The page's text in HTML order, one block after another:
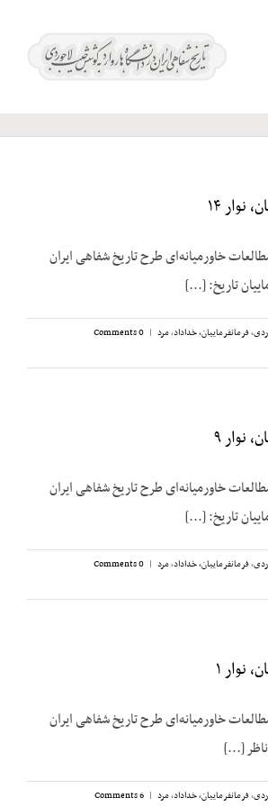
نوار ۱۴
خاورمیانه‌ای طرح تاریخ شفاهی ایران
تاریخ: [...]
,فرمانفرماییان، خداداد,مرد |
0 Comments
نوار ۹
خاورمیانه‌ای طرح تاریخ شفاهی ایران
تاریخ: [...]
,فرمانفرماییان، خداداد,مرد |
0 Comments
نوار ۱
خاورمیانه‌ای طرح تاریخ شفاهی ایران
[...]
,فرمانفرماییان، خداداد,مرد |
6 Comments